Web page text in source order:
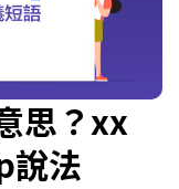
思？xx
法